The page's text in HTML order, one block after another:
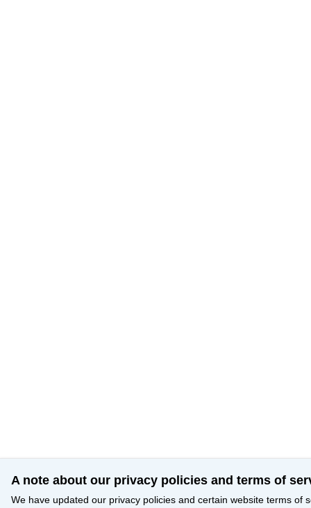
A note about our privacy policies and terms of
We have updated our privacy policies and certain website terms of